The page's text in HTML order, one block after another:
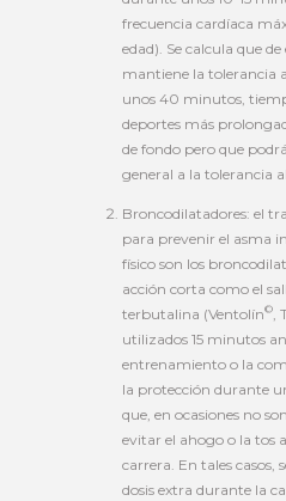
frecuencia cardíaca
edad). Se calcula que
mantiene la tolerancia
unos 40 minutos,
deportes más
de fondo pero que
general a la tolerancia
Broncodilatadores: el
para prevenir el asma
físico son los
acción corta como el
terbutalina (Ventolín©
utilizados 15 minutos
entrenamiento o la
la protección durante
que, en ocasiones no
evitar el ahogo o la tos
carrera. En tales casos,
dosis extra durante la